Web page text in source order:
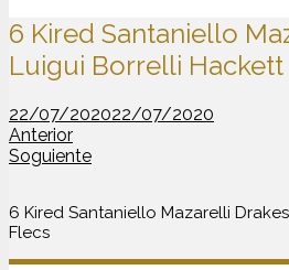
6 Kired Santaniello
Luigui Borrelli Hackett
22/07/202022/07/2020
Anterior
Soguiente
6 Kired Santaniello Mazarelli
Flecs